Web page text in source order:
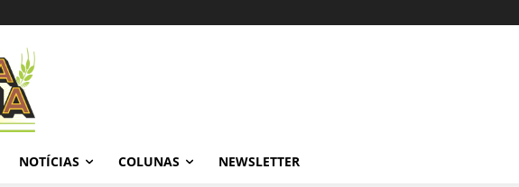
NOTÍCIAS COLUNAS NEWSLETTER